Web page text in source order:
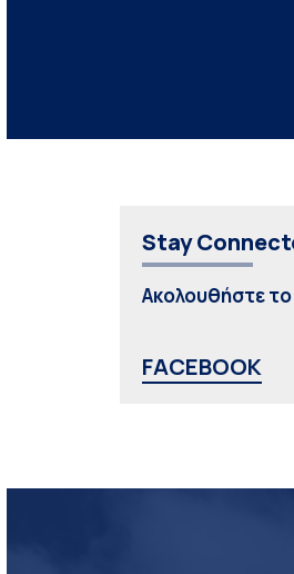
Stay
Ακολουθήστε
FACEBOOK